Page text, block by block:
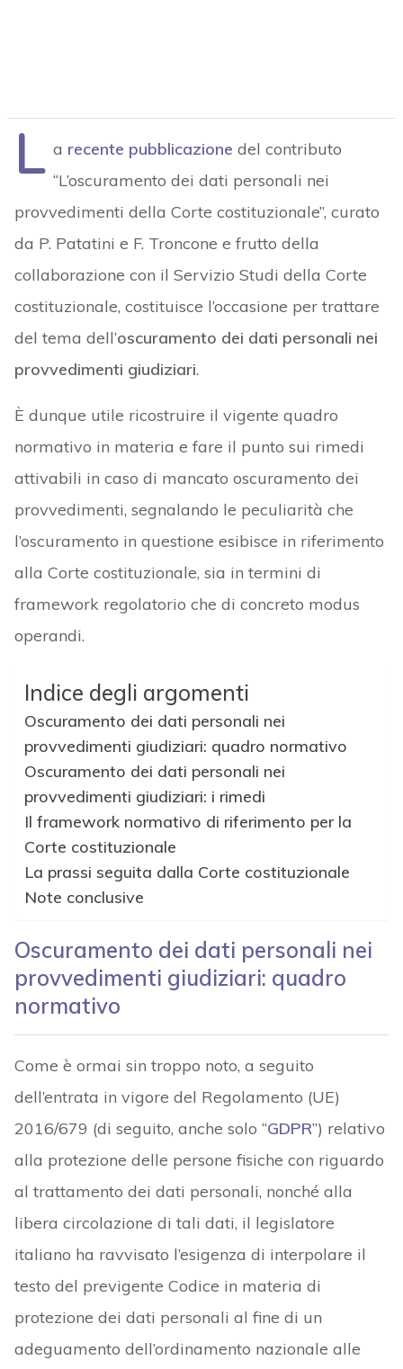
L a recente pubblicazione del contributo
“L’oscuramento dei dati personali nei
provvedimenti della Corte costituzionale”, curato
da P. Patatini e F. Troncone e frutto della
collaborazione con il Servizio Studi della Corte
costituzionale, costituisce l’occasione per trattare
del tema dell’oscuramento dei dati personali nei
provvedimenti giudiziari.
È dunque utile ricostruire il vigente quadro
normativo in materia e fare il punto sui rimedi
attivabili in caso di mancato oscuramento dei
provvedimenti, segnalando le peculiarità che
l’oscuramento in questione esibisce in riferimento
alla Corte costituzionale, sia in termini di
framework regolatorio che di concreto modus
operandi.
Indice degli argomenti
Oscuramento dei dati personali nei
provvedimenti giudiziari: quadro normativo
Oscuramento dei dati personali nei
provvedimenti giudiziari: i rimedi
Il framework normativo di riferimento per la
Corte costituzionale
La prassi seguita dalla Corte costituzionale
Note conclusive
Oscuramento dei dati personali nei
provvedimenti giudiziari: quadro
normativo
Come è ormai sin troppo noto, a seguito
dell’entrata in vigore del Regolamento (UE)
2016/679 (di seguito, anche solo “GDPR”) relativo
alla protezione delle persone fisiche con riguardo
al trattamento dei dati personali, nonché alla
libera circolazione di tali dati, il legislatore
italiano ha ravvisato l’esigenza di interpolare il
testo del previgente Codice in materia di
protezione dei dati personali al fine di un
adeguamento dell’ordinamento nazionale alle